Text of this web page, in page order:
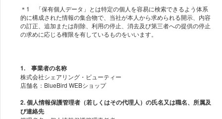
＊1 「保有個人データ」とは特定の個人を容易に検索できるよう体系
的に構成された情報の集合物で、当社が本人から求められる開示、内容
の訂正、追加または削除、利用の停止、消去及び第三者への提供の停止
の求めに応じる権限を有しているものをいいます。
1. 事業者の名称
株式会社シェアリング・ビューティー
2. 個人情報保護管理者（若しくはその代理人）の氏名又は職名、所属及
び連絡先